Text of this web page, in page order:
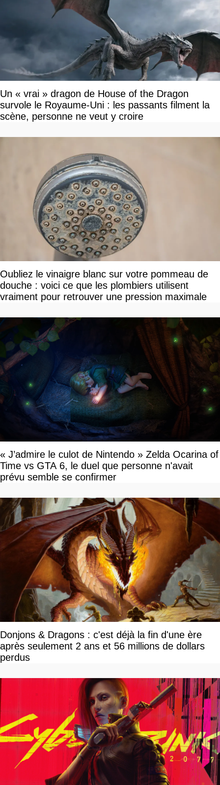
Un « vrai » dragon de House of the Dragon
survole le Royaume-Uni : les passants filment la
scène, personne ne veut y croire
Oubliez le vinaigre blanc sur votre pommeau de
douche : voici ce que les plombiers utilisent
vraiment pour retrouver une pression maximale
« J’admire le culot de Nintendo » Zelda Ocarina of
Time vs GTA 6, le duel que personne n'avait
prévu semble se confirmer
Donjons & Dragons : c'est déjà la fin d'une ère
après seulement 2 ans et 56 millions de dollars
perdus